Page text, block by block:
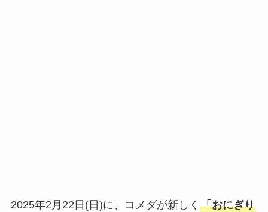
2025年2月22日(日)に、コメダが新しく 「おにぎり